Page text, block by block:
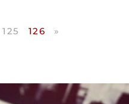
125 126 »